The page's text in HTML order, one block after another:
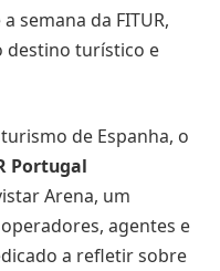
semana da FITUR,
destino turístico e
de Espanha, o
Portugal
Arena, um
agentes e
a refletir sobre